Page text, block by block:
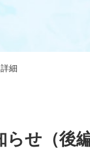
詳細
せ（後編